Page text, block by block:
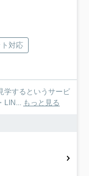
対応
学するというサービ
LIN... もっと見る